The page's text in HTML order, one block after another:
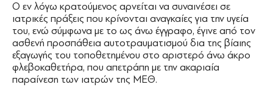
Ο εν λόγω κρατούμενος αρνείται να συναινέσει σε
ιατρικές πράξεις που κρίνονται αναγκαίες για την υγεία
του, ενώ σύμφωνα με το ως άνω έγγραφο, έγινε από τον
ασθενή προσπάθεια αυτοτραυματισμού δια της βίαιης
εξαγωγής του τοποθετημένου στο αριστερό άνω άκρο
φλεβοκαθετήρα, που απετράπη με την ακαριαία
παραίνεση των ιατρών της ΜΕΘ.